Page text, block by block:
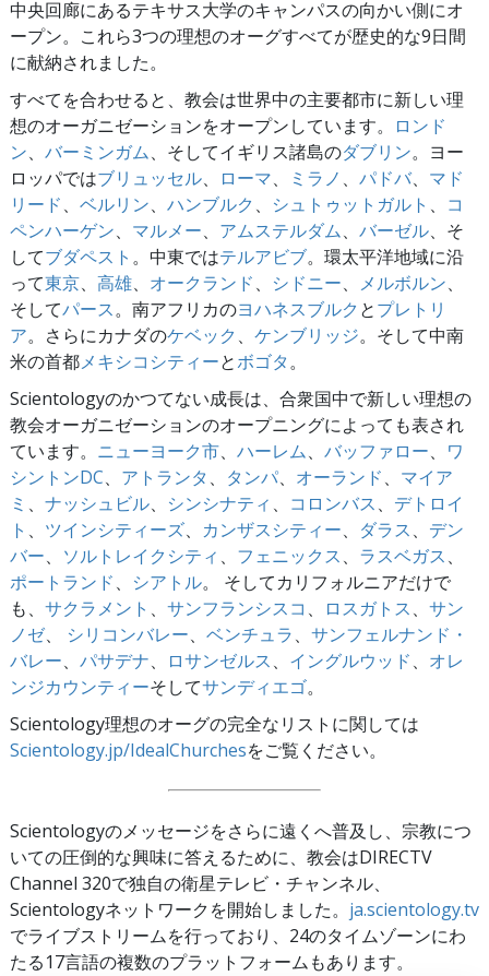
中央回廊にあるテキサス大学のキャンパスの向かい側にオ
ープン。これら3つの理想のオーグすべてが歴史的な9日間
に献納されました。
すべてを合わせると、教会は世界中の主要都市に新しい理
想のオーガニゼーションをオープンしています。
ロンド
ン、 バーミンガム、そしてイギリス諸島のダブリン。ヨー
ロッパではブリュッセル、 ローマ、 ミラノ 、 パドバ、 マド
リード、 ベルリン、 ハンブルク 、 シュトゥットガルト 、 コ
ペンハーゲン、 マルメー、 アムステルダム、 バーゼル、そ
してブダペスト 。中東ではテルアビブ。環太平洋地域に沿
って東京、 高雄、 オークランド、 シドニー、 メルボルン、
そしてパース。南アフリカのヨハネスブルク とプレトリ
ア。さらにカナダのケベック 、 ケンブリッジ。そして中南
米の首都メキシコシティーとボゴタ。
Scientologyのかつてない成長は、合衆国中で新しい理想の
教会オーガニゼーションのオープニングによっても表され
ています。 ニューヨーク市、 ハーレム、 バッファロー、 ワ
シントンDC、 アトランタ、 タンパ、 オーランド、 マイア
ミ 、 ナッシュビル、 シンシナティ 、 コロンバス、 デトロイ
ト 、 ツインシティーズ、 カンザスシティー、 ダラス、 デン
バー、 ソルトレイクシティ 、 フェニックス、 ラスベガス、
ポートランド、 シアトル。 そしてカリフォルニアだけで
も、 サクラメント 、 サンフランシスコ 、 ロスガトス、 サン
ノゼ、 シリコンバレー、 ベンチュラ、 サンフェルナンド・
バレー、 パサデナ、 ロサンゼルス、 イングルウッド、 オレ
ンジカウンティーそしてサンディエゴ。
Scientology理想のオーグの完全なリストに関しては
Scientology.jp/IdealChurchesをご覧ください。
Scientologyのメッセージをさらに遠くへ普及し、宗教につ
いての圧倒的な興味に答えるために、教会はDIRECTV
Channel 320で独自の衛星テレビ・チャンネル、
Scientologyネットワークを開始しました。 ja.scientology.tv
でライブストリームを行っており、24のタイムゾーンにわ
たる17言語の複数のプラットフォームもあります。